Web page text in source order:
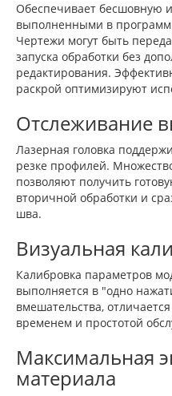
Обеспечивает бесшовную
выполненными в
Чертежи могут быть
запуска обработки без
редактирования.
раскрой оптимизируют
Отслеживание
Лазерная головка
резке профилей.
позволяют получить
вторичной обработки и
шва.
Визуальная
Калибровка параметров
выполняется в "одно
вмешательства,
временем и простотой
Максимальная
материала